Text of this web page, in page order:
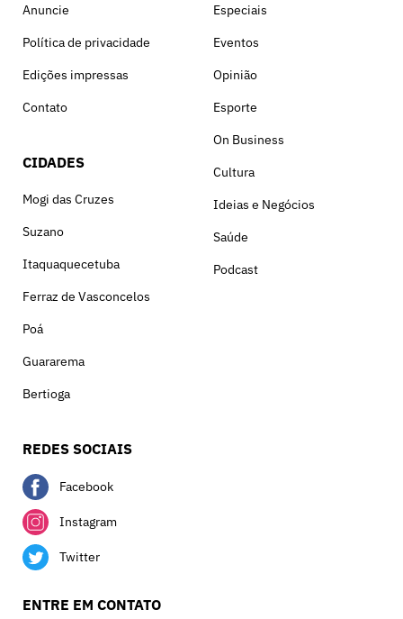
Anuncie
Política de privacidade
Edições impressas
Contato
CIDADES
Mogi das Cruzes
Suzano
Itaquaquecetuba
Ferraz de Vasconcelos
Poá
Guararema
Bertioga
Especiais
Eventos
Opinião
Esporte
On Business
Cultura
Ideias e Negócios
Saúde
Podcast
REDES SOCIAIS
Facebook
Instagram
Twitter
ENTRE EM CONTATO